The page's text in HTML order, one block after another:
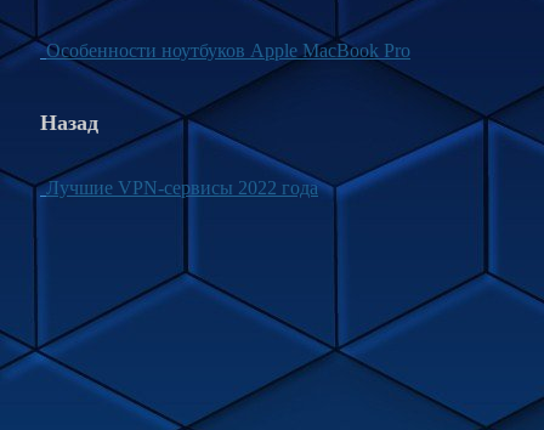
Особенности ноутбуков Apple MacBook Pro
Назад
Лучшие VPN-сервисы 2022 года